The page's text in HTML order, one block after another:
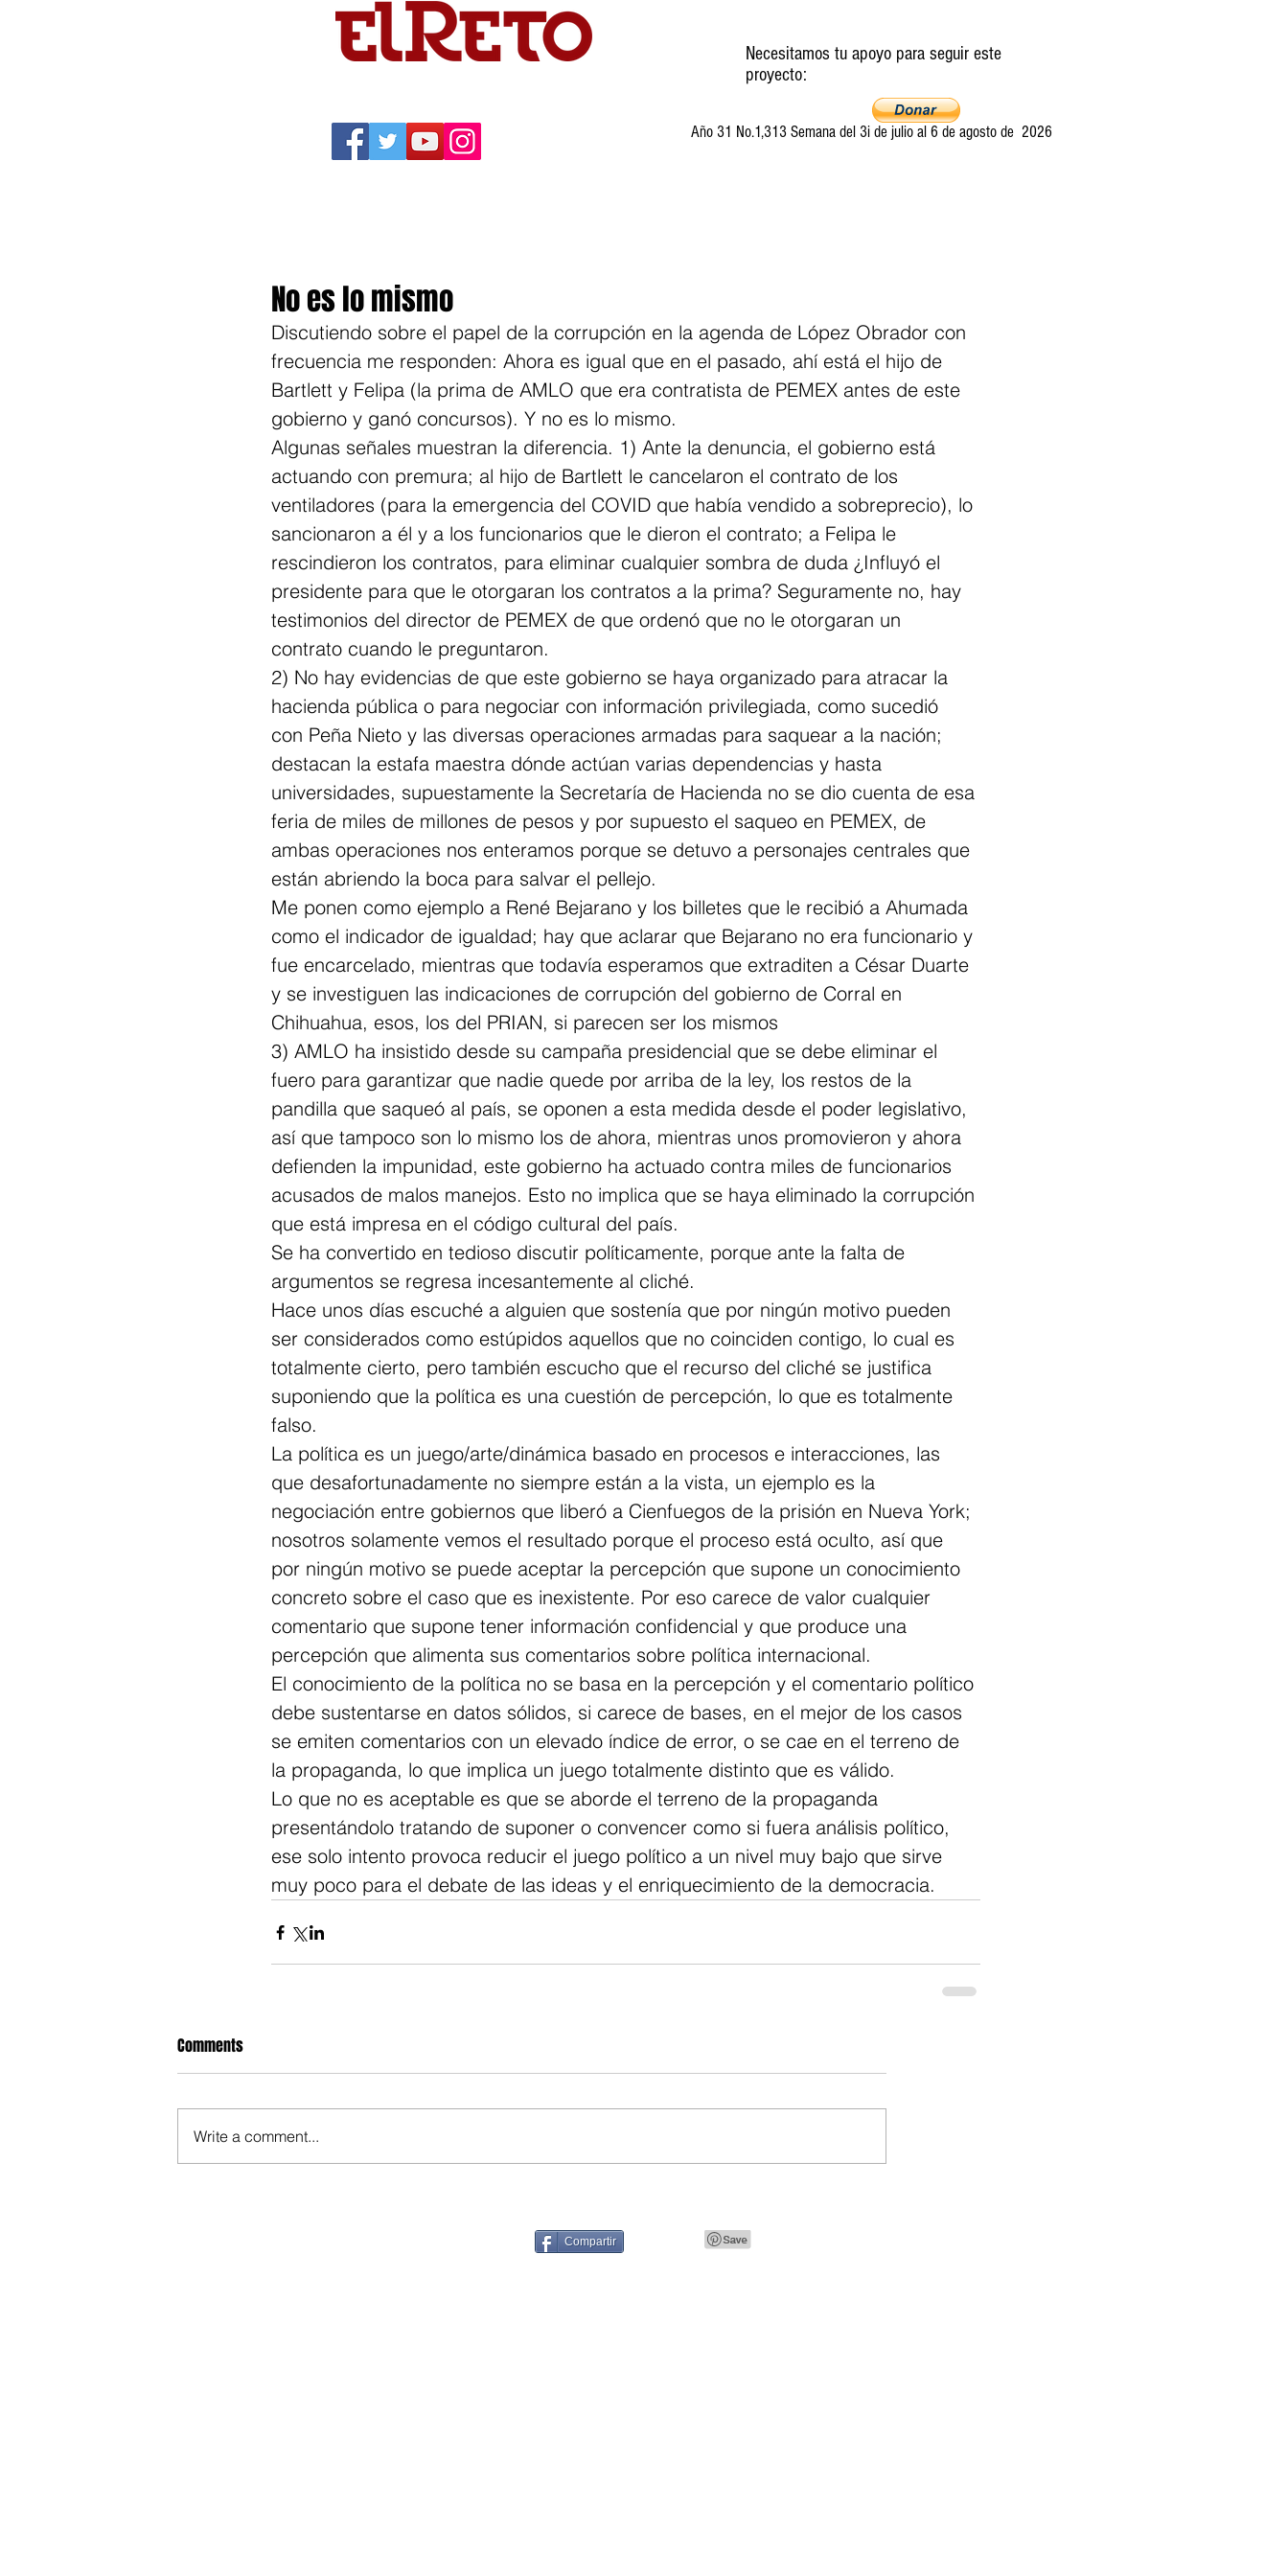
Necesitamos tu apoyo para seguir este
proyecto:
Año 31 No.1,313 Semana del 3i de julio al 6 de agosto de 2026
No es lo mismo
Discutiendo sobre el papel de la corrupción en la agenda de López Obrador con
frecuencia me responden: Ahora es igual que en el pasado, ahí está el hijo de
Bartlett y Felipa (la prima de AMLO que era contratista de PEMEX antes de este
gobierno y ganó concursos). Y no es lo mismo.
Algunas señales muestran la diferencia. 1) Ante la denuncia, el gobierno está
actuando con premura; al hijo de Bartlett le cancelaron el contrato de los
ventiladores (para la emergencia del COVID que había vendido a sobreprecio), lo
sancionaron a él y a los funcionarios que le dieron el contrato; a Felipa le
rescindieron los contratos, para eliminar cualquier sombra de duda ¿Influyó el
presidente para que le otorgaran los contratos a la prima? Seguramente no, hay
testimonios del director de PEMEX de que ordenó que no le otorgaran un
contrato cuando le preguntaron.
2) No hay evidencias de que este gobierno se haya organizado para atracar la
hacienda pública o para negociar con información privilegiada, como sucedió
con Peña Nieto y las diversas operaciones armadas para saquear a la nación;
destacan la estafa maestra dónde actúan varias dependencias y hasta
universidades, supuestamente la Secretaría de Hacienda no se dio cuenta de esa
feria de miles de millones de pesos y por supuesto el saqueo en PEMEX, de
ambas operaciones nos enteramos porque se detuvo a personajes centrales que
están abriendo la boca para salvar el pellejo.
Me ponen como ejemplo a René Bejarano y los billetes que le recibió a Ahumada
como el indicador de igualdad; hay que aclarar que Bejarano no era funcionario y
fue encarcelado, mientras que todavía esperamos que extraditen a César Duarte
y se investiguen las indicaciones de corrupción del gobierno de Corral en
Chihuahua, esos, los del PRIAN, si parecen ser los mismos
3) AMLO ha insistido desde su campaña presidencial que se debe eliminar el
fuero para garantizar que nadie quede por arriba de la ley, los restos de la
pandilla que saqueó al país, se oponen a esta medida desde el poder legislativo,
así que tampoco son lo mismo los de ahora, mientras unos promovieron y ahora
defienden la impunidad, este gobierno ha actuado contra miles de funcionarios
acusados de malos manejos. Esto no implica que se haya eliminado la corrupción
que está impresa en el código cultural del país.
Se ha convertido en tedioso discutir políticamente, porque ante la falta de
argumentos se regresa incesantemente al cliché.
Hace unos días escuché a alguien que sostenía que por ningún motivo pueden
ser considerados como estúpidos aquellos que no coinciden contigo, lo cual es
totalmente cierto, pero también escucho que el recurso del cliché se justifica
suponiendo que la política es una cuestión de percepción, lo que es totalmente
falso.
La política es un juego/arte/dinámica basado en procesos e interacciones, las
que desafortunadamente no siempre están a la vista, un ejemplo es la
negociación entre gobiernos que liberó a Cienfuegos de la prisión en Nueva York;
nosotros solamente vemos el resultado porque el proceso está oculto, así que
por ningún motivo se puede aceptar la percepción que supone un conocimiento
concreto sobre el caso que es inexistente. Por eso carece de valor cualquier
comentario que supone tener información confidencial y que produce una
percepción que alimenta sus comentarios sobre política internacional.
El conocimiento de la política no se basa en la percepción y el comentario político
debe sustentarse en datos sólidos, si carece de bases, en el mejor de los casos
se emiten comentarios con un elevado índice de error, o se cae en el terreno de
la propaganda, lo que implica un juego totalmente distinto que es válido.
Lo que no es aceptable es que se aborde el terreno de la propaganda
presentándolo tratando de suponer o convencer como si fuera análisis político,
ese solo intento provoca reducir el juego político a un nivel muy bajo que sirve
muy poco para el debate de las ideas y el enriquecimiento de la democracia.
Comments
Write a comment...
Compartir